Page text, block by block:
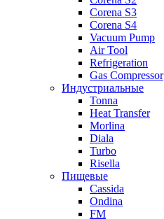
Corena S3
Corena S4
Vacuum Pump
Air Tool
Refrigeration
Gas Compressor
Индустриальные
Tonna
Heat Transfer
Morlina
Diala
Turbo
Risella
Пищевые
Cassida
Ondina
FM